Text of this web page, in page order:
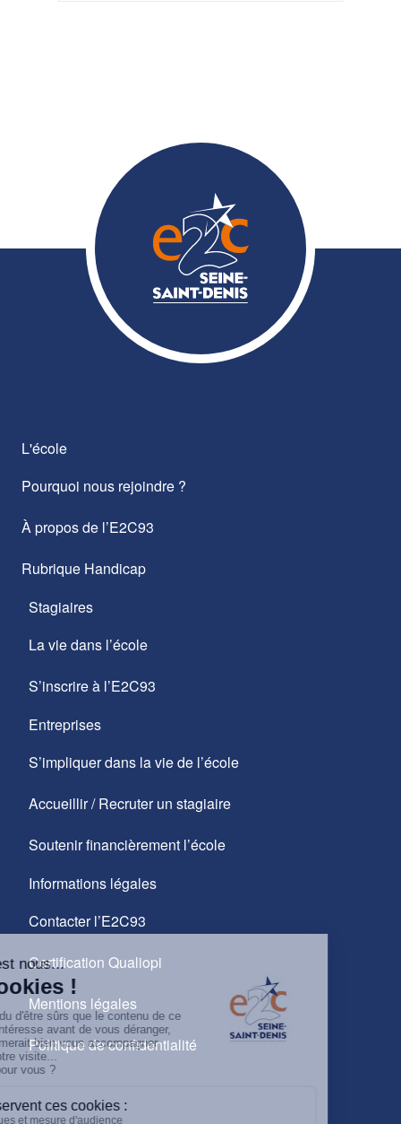
L'école
Pourquoi nous rejoindre ?
À propos de l’E2C93
Rubrique Handicap
Stagiaires
La vie dans l’école
S’inscrire à l’E2C93
Entreprises
S’impliquer dans la vie de l’école
Accueillir / Recruter un stagiaire
Soutenir financièrement l’école
Informations légales
Contacter l’E2C93
Certification Qualiopi
Mentions légales
Politique de confidentialité